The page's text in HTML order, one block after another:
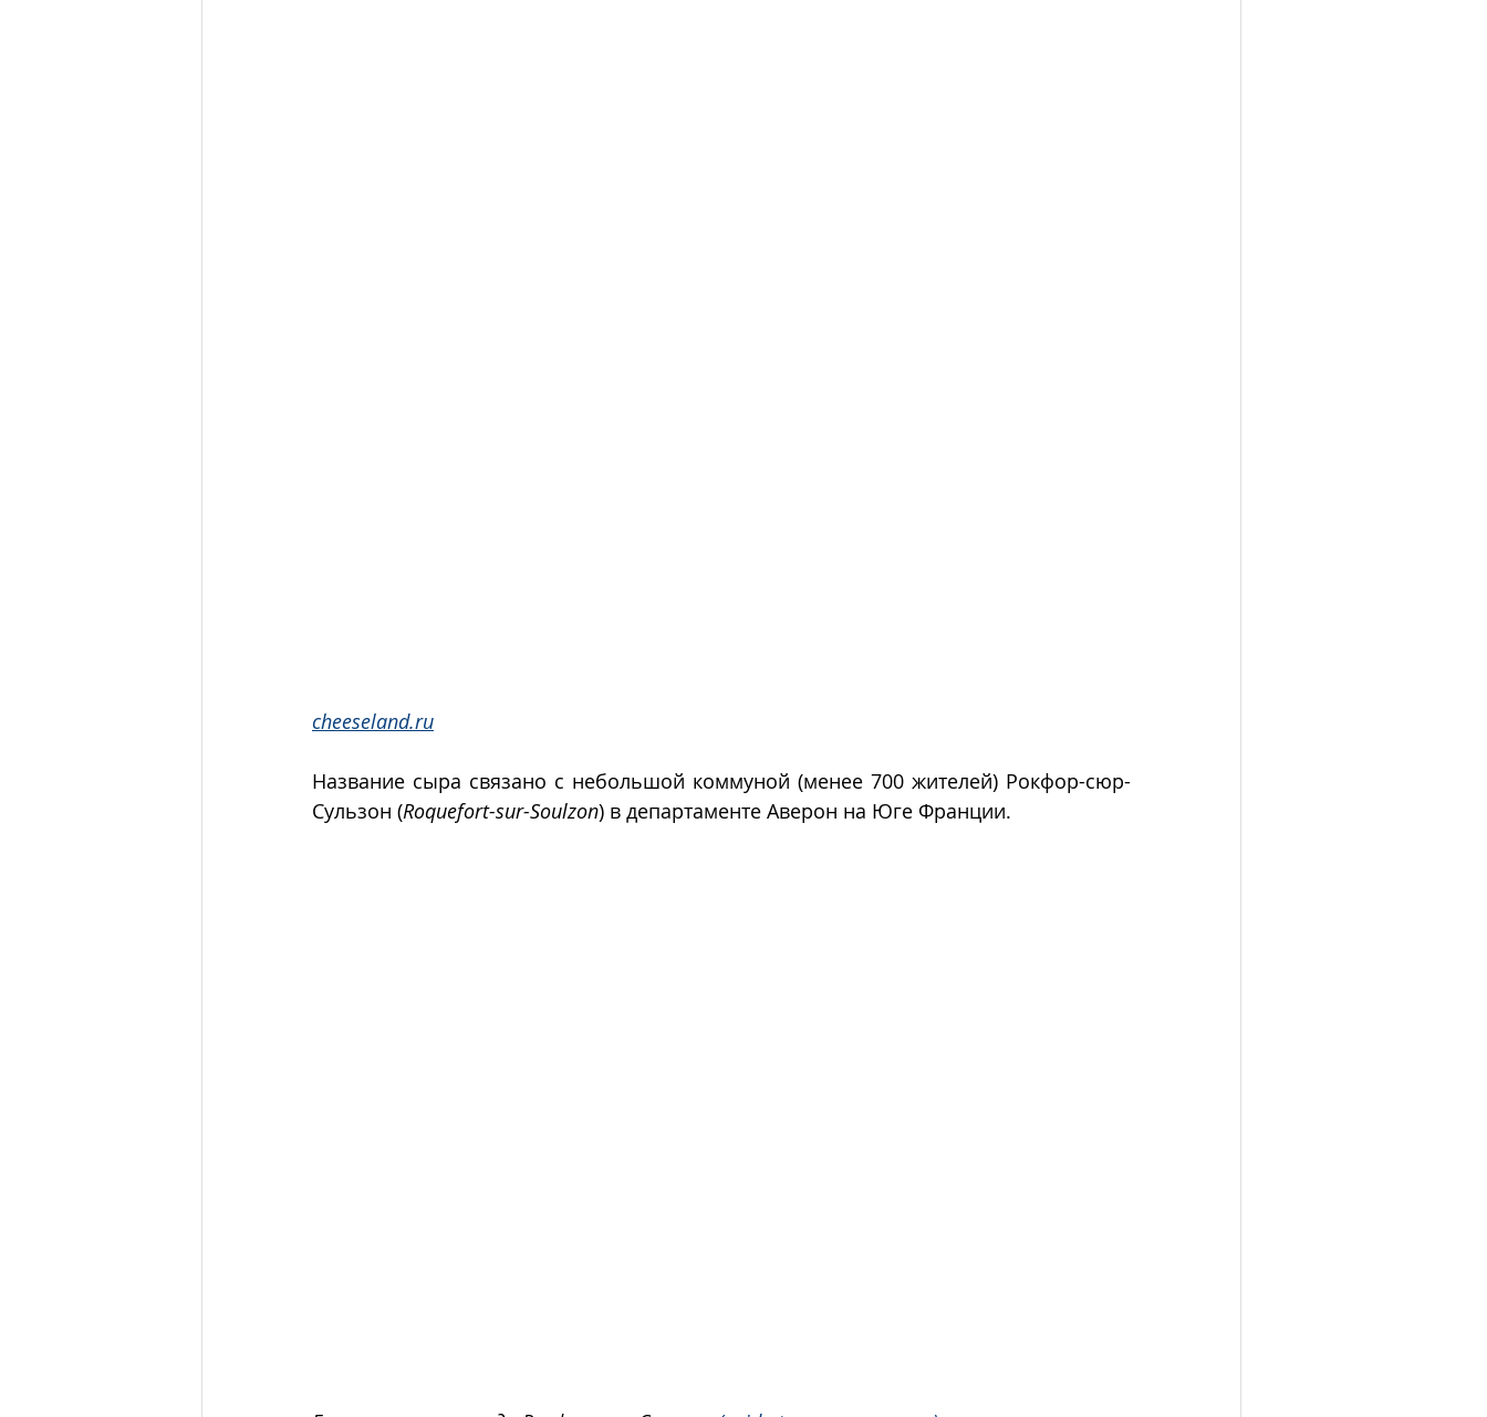
cheeseland.ru
Название сыра связано с небольшой коммуной (менее 700 жителей) Рокфор-сюр-
Сульзон (Roquefort-sur-Soulzon) в департаменте Аверон на Юге Франции.